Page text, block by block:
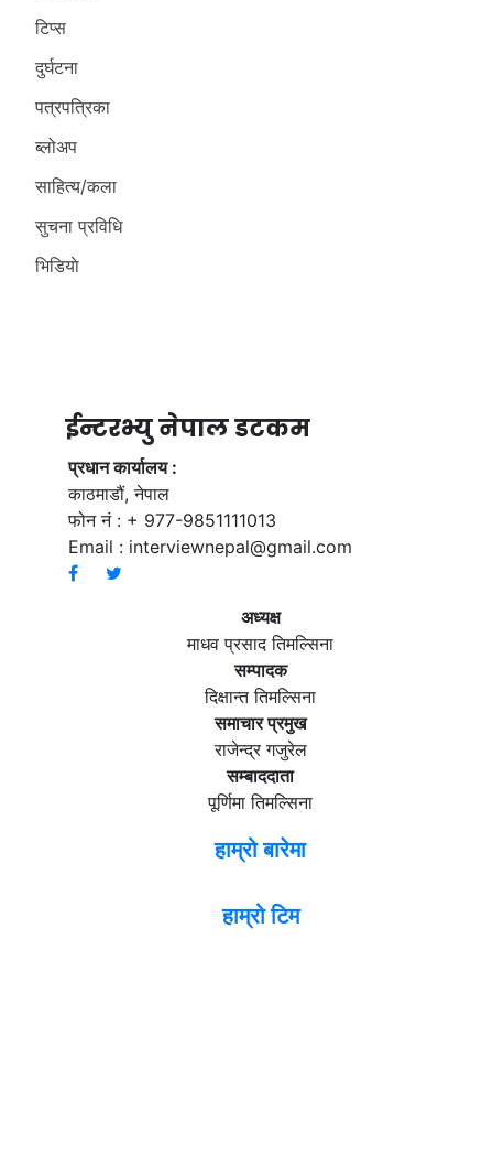
टिप्स
दुर्घटना
पत्रपत्रिका
ब्लोअप
साहित्य/कला
सुचना प्रविधि
भिडियाे
ईन्टरभ्यु नेपाल डटकम
प्रधान कार्यालय :
काठमाडौं, नेपाल
फोन नं : + 977-9851111013
Email : interviewnepal@gmail.com
अध्यक्ष
माधव प्रसाद तिमल्सिना
सम्पादक
दिक्षान्त तिमल्सिना
समाचार प्रमुख
राजेन्द्र गजुरेल
सम्बाददाता
पूर्णिमा तिमल्सिना
हाम्रो बारेमा
हाम्रो टिम